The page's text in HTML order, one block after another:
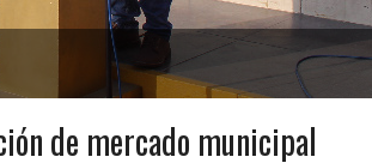
de mercado municipal